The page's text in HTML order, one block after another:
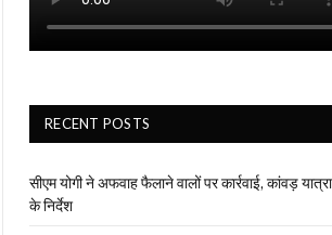
RECENT POSTS
सीएम योगी ने अफवाह फैलाने वालों पर कार्रवाई, कांवड़
के निर्देश